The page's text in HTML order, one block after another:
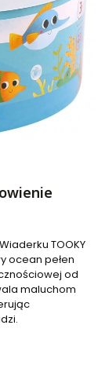
TOOKY
ocean pełen
od
maluchom